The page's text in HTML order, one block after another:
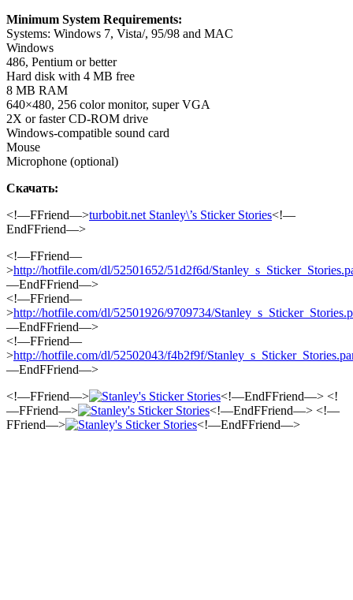
Minimum System Requirements:
Systems: Windows 7, Vista/, 95/98 and MAC
Windows
486, Pentium or better
Hard disk with 4 MB free
8 MB RAM
640×480, 256 color monitor, super VGA
2X or faster CD-ROM drive
Windows-compatible sound card
Mouse
Microphone (optional)
Скачать:
<!—FFriend—>turbobit.net Stanley\’s Sticker Stories<!—
EndFFriend—>
<!—FFriend—
>http://hotfile.com/dl/52501652/51d2f6d/
—EndFFriend—>
<!—FFriend—
>http://hotfile.com/dl/52501926/9709734/
—EndFFriend—>
<!—FFriend—
>http://hotfile.com/dl/52502043/f4b2f9f/
—EndFFriend—>
<!—FFriend—>
<!—EndFFriend—> <!
—FFriend—>
<!—EndFFriend—> <!—
FFriend—>
<!—EndFFriend—>